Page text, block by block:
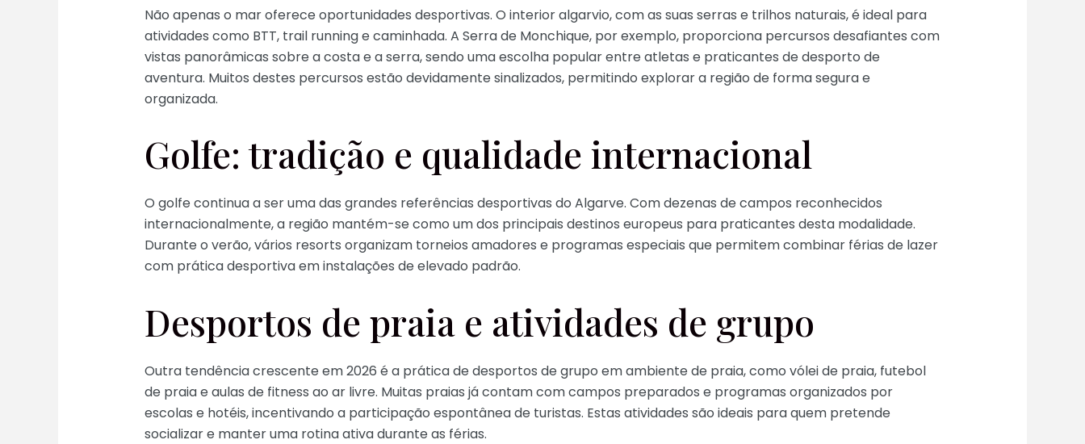
Não apenas o mar oferece oportunidades desportivas. O interior algarvio, com as suas serras e trilhos naturais, é ideal para
atividades como BTT, trail running e caminhada. A Serra de Monchique, por exemplo, proporciona percursos desafiantes com
vistas panorâmicas sobre a costa e a serra, sendo uma escolha popular entre atletas e praticantes de desporto de
aventura. Muitos destes percursos estão devidamente sinalizados, permitindo explorar a região de forma segura e
organizada.
Golfe: tradição e qualidade internacional
O golfe continua a ser uma das grandes referências desportivas do Algarve. Com dezenas de campos reconhecidos
internacionalmente, a região mantém-se como um dos principais destinos europeus para praticantes desta modalidade.
Durante o verão, vários resorts organizam torneios amadores e programas especiais que permitem combinar férias de lazer
com prática desportiva em instalações de elevado padrão.
Desportos de praia e atividades de grupo
Outra tendência crescente em 2026 é a prática de desportos de grupo em ambiente de praia, como vólei de praia, futebol
de praia e aulas de fitness ao ar livre. Muitas praias já contam com campos preparados e programas organizados por
escolas e hotéis, incentivando a participação espontânea de turistas. Estas atividades são ideais para quem pretende
socializar e manter uma rotina ativa durante as férias.